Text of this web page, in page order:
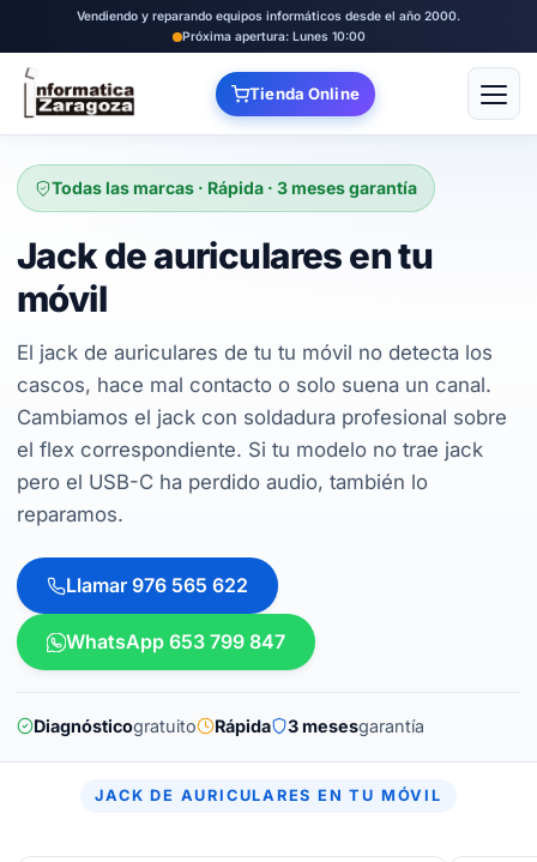
Vendiendo y reparando equipos informáticos desde el año 2000.
Próxima apertura: Lunes 10:00
Tienda Online Abrir
Todas las marcas · Rápida · 3 meses garantía
Jack de auriculares en tu
móvil
El jack de auriculares de tu tu móvil no detecta los
cascos, hace mal contacto o solo suena un canal.
Cambiamos el jack con soldadura profesional sobre
el flex correspondiente. Si tu modelo no trae jack
pero el USB-C ha perdido audio, también lo
reparamos.
Llamar 976 565 622
WhatsApp 653 799 847
Diagnósticogratuito Rápida 3 mesesgarantía
JACK DE AURICULARES EN TU MÓVIL